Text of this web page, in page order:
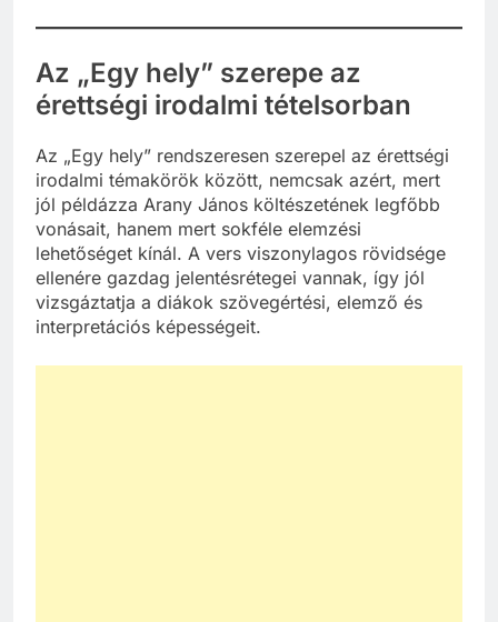
Az „Egy hely” szerepe az
érettségi irodalmi tételsorban
Az „Egy hely” rendszeresen szerepel az érettségi
irodalmi témakörök között, nemcsak azért, mert
jól példázza Arany János költészetének legfőbb
vonásait, hanem mert sokféle elemzési
lehetőséget kínál. A vers viszonylagos rövidsége
ellenére gazdag jelentésrétegei vannak, így jól
vizsgáztatja a diákok szövegértési, elemző és
interpretációs képességeit.